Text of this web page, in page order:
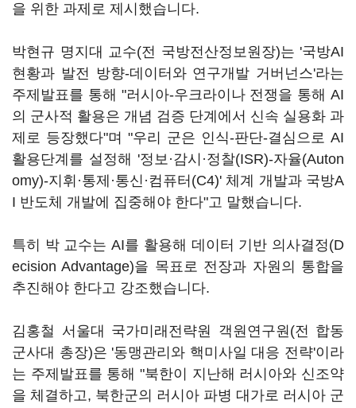
을 위한 과제로 제시했습니다.
박현규 명지대 교수(전 국방전산정보원장)는 '국방AI
현황과 발전 방향-데이터와 연구개발 거버넌스'라는
주제발표를 통해 "러시아-우크라이나 전쟁을 통해 AI
의 군사적 활용은 개념 검증 단계에서 신속 실용화 과
제로 등장했다"며 "우리 군은 인식-판단-결심으로 AI
활용단계를 설정해 '정보·감시·정찰(ISR)-자율(Auton
omy)-지휘·통제·통신·컴퓨터(C4)' 체계 개발과 국방A
I 반도체 개발에 집중해야 한다"고 말했습니다.
특히 박 교수는 AI를 활용해 데이터 기반 의사결정(D
ecision Advantage)을 목표로 전장과 자원의 통합을
추진해야 한다고 강조했습니다.
김홍철 서울대 국가미래전략원 객원연구원(전 합동
군사대 총장)은 '동맹관리와 핵미사일 대응 전략'이라
는 주제발표를 통해 "북한이 지난해 러시아와 신조약
을 체결하고, 북한군의 러시아 파병 대가로 러시아 군